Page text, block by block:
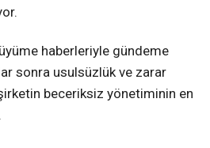
haberleriyle gündeme
sonra usulsüzlük ve zarar
beceriksiz yönetiminin en